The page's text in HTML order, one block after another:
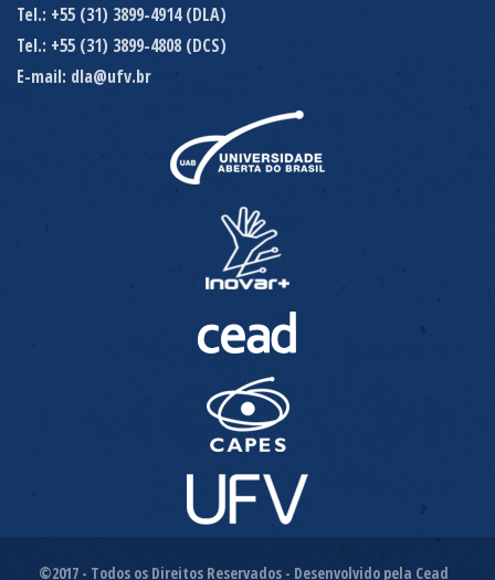
Tel.: +55 (31) 3899-4914 (DLA)
Tel.: +55 (31) 3899-4808 (DCS)
E-mail: dla@ufv.br
©2017 - Todos os Direitos Reservados - Desenvolvido pela Cead